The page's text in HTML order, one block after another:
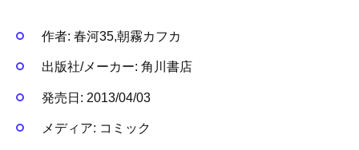
作者: 春河35,朝霧カフカ
出版社/メーカー: 角川書店
発売日: 2013/04/03
メディア: コミック